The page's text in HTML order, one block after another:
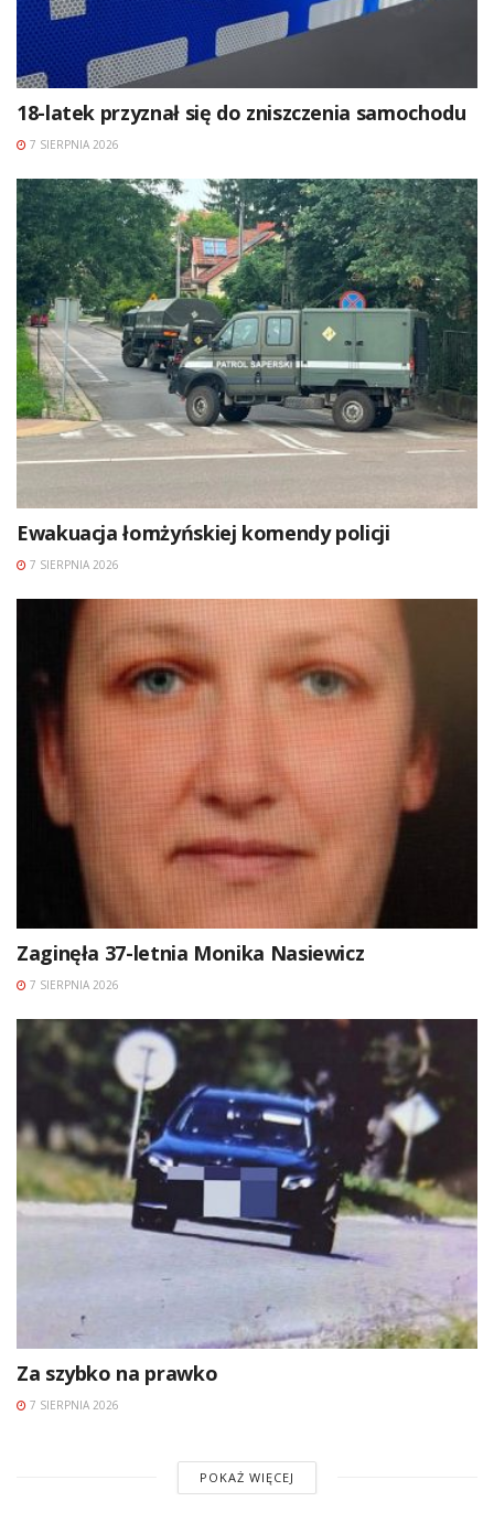
18-latek przyznał się do zniszczenia samochodu
7 SIERPNIA 2026
Ewakuacja łomżyńskiej komendy policji
7 SIERPNIA 2026
Zaginęła 37-letnia Monika Nasiewicz
7 SIERPNIA 2026
Za szybko na prawko
7 SIERPNIA 2026
POKAŻ WIĘCEJ